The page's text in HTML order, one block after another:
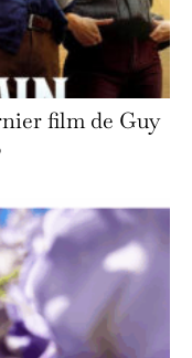
film de Guy